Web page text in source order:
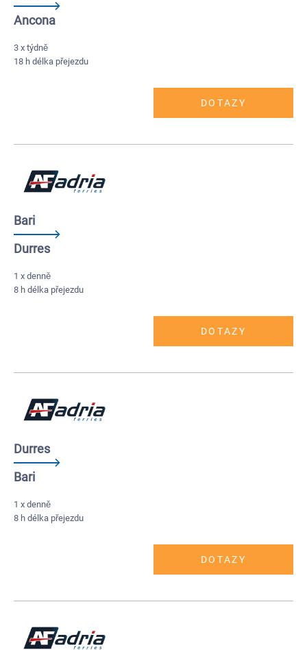
Ancona
3 x týdně
18 h délka přejezdu
DOTAZY
Bari
Durres
1 x denně
8 h délka přejezdu
DOTAZY
Durres
Bari
1 x denně
8 h délka přejezdu
DOTAZY